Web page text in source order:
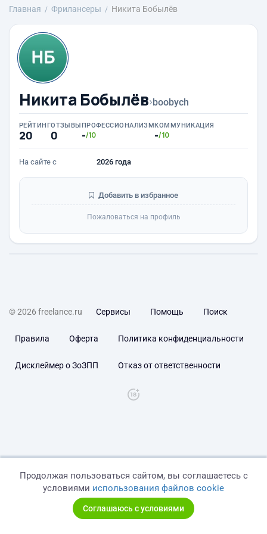
Главная Фрилансеры Никита Бобылёв
Никита Бобылёв›boobych
РЕЙТИНГ
20
ОТЗЫВЫ
0
ПРОФЕССИОНАЛИЗМ
-/10
КОММУНИКАЦИЯ
-/10
На сайте с 2026 года
Добавить в избранное
Пожаловаться на профиль
© 2026 freelance.ru Сервисы Помощь Поиск
Правила Оферта Политика конфиденциальности
Дисклеймер о ЗоЗПП Отказ от ответственности
Продолжая пользоваться сайтом, вы соглашаетесь с
условиями использования файлов cookie
Соглашаюсь с условиями